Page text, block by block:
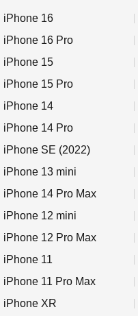
iPhone 16
iPhone 16 Pro
iPhone 15
iPhone 15 Pro
iPhone 14
iPhone 14 Pro
iPhone SE (2022)
iPhone 13 mini
iPhone 14 Pro Max
iPhone 12 mini
iPhone 12 Pro Max
iPhone 11
iPhone 11 Pro Max
iPhone XR